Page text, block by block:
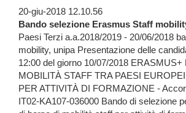
20-giu-2018 12.10.56
Bando selezione Erasmus Staff
Paesi Terzi a.a.2018/2019 - 20/06/2018
mobility, unipa Presentazione delle
12:00 del giorno 10/07/2018 ERASMUS+
MOBILITÀ STAFF TRA PAESI
PER ATTIVITÀ DI FORMAZIONE -
IT02-KA107-036000 Bando di selezione